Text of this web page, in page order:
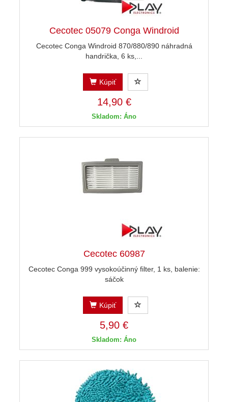
Cecotec 05079 Conga Windroid
Cecotec Conga Windroid 870/880/890 náhradná
handrička, 6 ks,...
Kúpiť
14,90 €
Skladom: Áno
Cecotec 60987
Cecotec Conga 999 vysokoúčinný filter, 1 ks, balenie:
sáčok
Kúpiť
5,90 €
Skladom: Áno